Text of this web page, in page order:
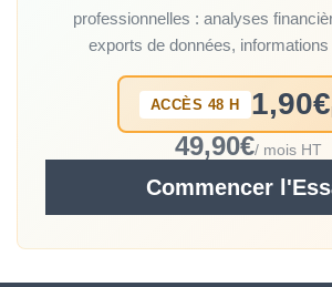
professionnelles : analyses
exports de données, informations
ACCÈS 48 H 1,90€
49,90€/ mois HT
Commencer